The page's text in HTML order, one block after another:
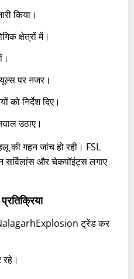
किया।
क्षेत्रों में।
पर नजर।
को निर्देश दिए।
उठाए।​
की गहन जांच हो रही। FSL
सर्विलांस और चेकपॉइंट्स लगाए
ट्रेंड कर